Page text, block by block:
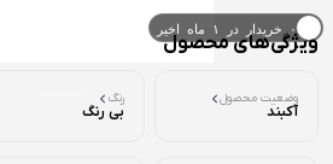
۰ خریدار در ۱ ماه اخیر
ویژگی‌های محصول
وضعیت محصول
آکبند
رنگ
بی رنگ